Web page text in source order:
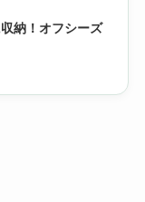
納！オフシーズ